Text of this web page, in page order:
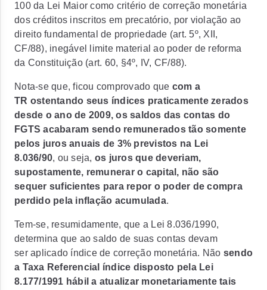
100 da Lei Maior como critério de correção monetária
dos créditos inscritos em precatório, por violação ao
direito fundamental de propriedade (art. 5º, XII,
CF/88), inegável limite material ao poder de reforma
da Constituição (art. 60, §4º, IV, CF/88).
Nota-se que, ficou comprovado que com a
TR ostentando seus índices praticamente zerados
desde o ano de 2009, os saldos das contas do
FGTS acabaram sendo remunerados tão somente
pelos juros anuais de 3% previstos na Lei
8.036/90, ou seja, os juros que deveriam,
supostamente, remunerar o capital, não são
sequer suficientes para repor o poder de compra
perdido pela inflação acumulada.
Tem-se, resumidamente, que a Lei 8.036/1990,
determina que ao saldo de suas contas devam
ser aplicado índice de correção monetária. Não sendo
a Taxa Referencial índice disposto pela Lei
8.177/1991 hábil a atualizar monetariamente tais